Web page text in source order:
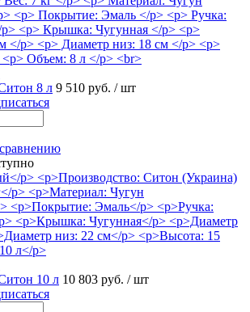
8 л 9 510 руб. / шт
10 л 10 803 руб. / шт